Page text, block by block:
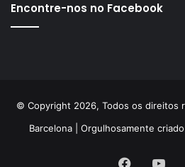
Encontre-nos no Facebook
© Copyright 2026, Todos os direitos
Barcelona| Orgulhosamente